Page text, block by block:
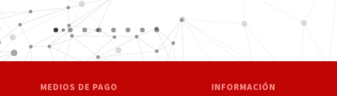
desde
hasta
$4.845
MEDIOS DE PAGO INFORMACIÓN